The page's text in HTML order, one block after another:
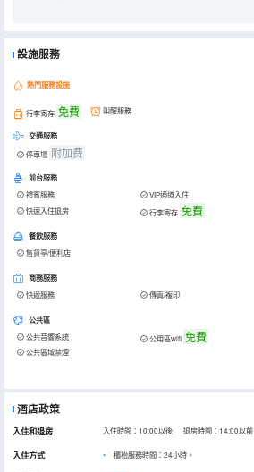
設施服務
熱門服務設施
行李寄存 免費 叫醒服務
交通服務
停車場 附加费
前台服務
禮賓服務 VIP通道入住
快速入住退房
行李寄存 免費
餐飲服務
售貨亭/便利店
商務服務
快遞服務 傳真/複印
公共區
公共音響系統 公用區wifi 免費
公共區域禁煙
酒店政策
入住和退房 入住時間：10:00以後 退房時間：14:00以前
入住方式 櫃枱服務時間：24小時。